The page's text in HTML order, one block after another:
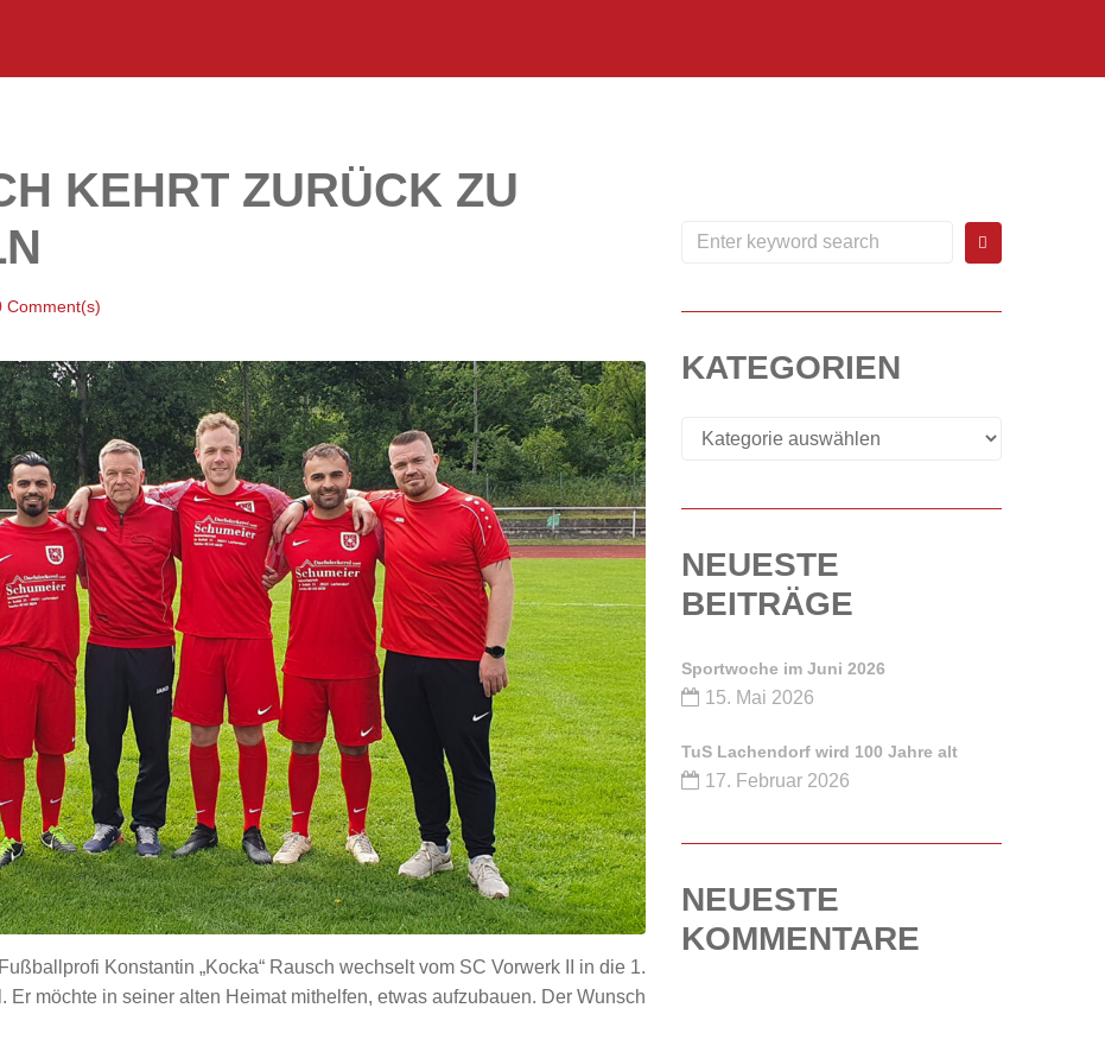
KEHRT ZURÜCK ZU
Comment(s)
Konstantin „Kocka“ Rausch wechselt vom SC Vorwerk II in die 1.
möchte in seiner alten Heimat mithelfen, etwas aufzubauen. Der Wunsch
KATEGORIEN
NEUESTE
BEITRÄGE
Sportwoche im Juni 2026
15. Mai 2026
TuS Lachendorf wird 100 Jahre alt
17. Februar 2026
NEUESTE
KOMMENTARE